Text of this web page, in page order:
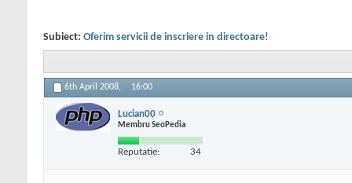
Subiect: Oferim servicii de inscriere in directoare!
6th April 2008, 16:00
Lucian00
Membru SeoPedia
Reputatie: 34